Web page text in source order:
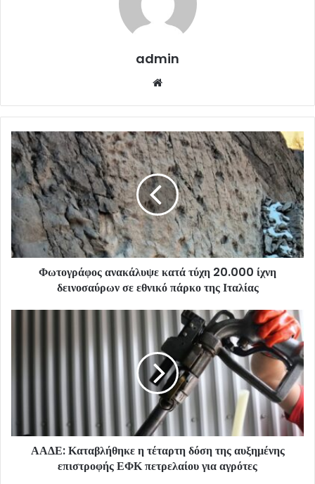
admin
Φωτογράφος ανακάλυψε κατά τύχη 20.000 ίχνη
δεινοσαύρων σε εθνικό πάρκο της Ιταλίας
ΑΑΔΕ: Καταβλήθηκε η τέταρτη δόση της αυξημένης
επιστροφής ΕΦΚ πετρελαίου για αγρότες